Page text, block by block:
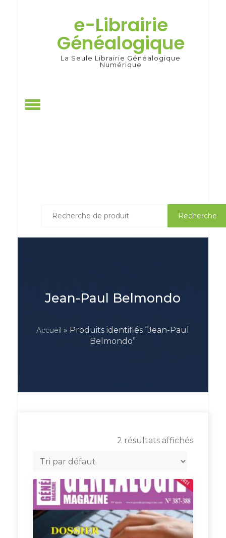
e-Librairie
Généalogique
La Seule Librairie Généalogique
Numérique
pour :
Recherche
Jean-Paul Belmondo
Accueil » Produits identifiés “Jean-Paul
Belmondo”
2 résultats affichés